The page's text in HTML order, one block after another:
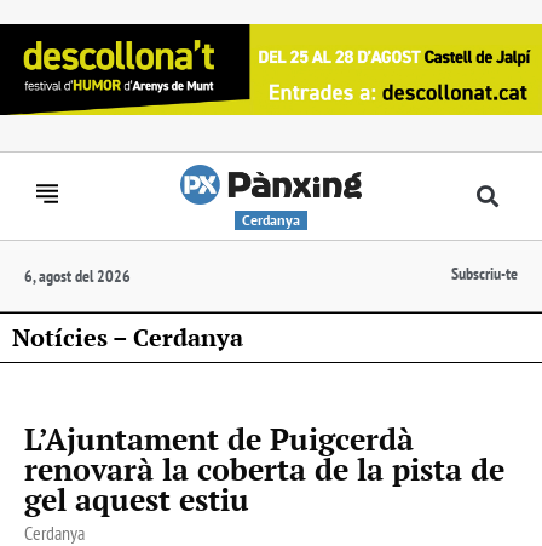
Cerdanya
6, agost del 2026 Subscriu-te
Notícies – Cerdanya
L’Ajuntament de Puigcerdà
renovarà la coberta de la pista de
gel aquest estiu
Cerdanya